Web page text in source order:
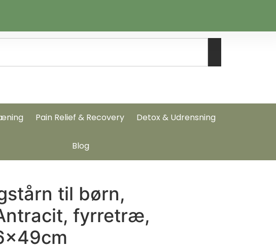
Pain Relief & Recovery Detox & Udrensning
Blog
til børn,
fyrretræ,